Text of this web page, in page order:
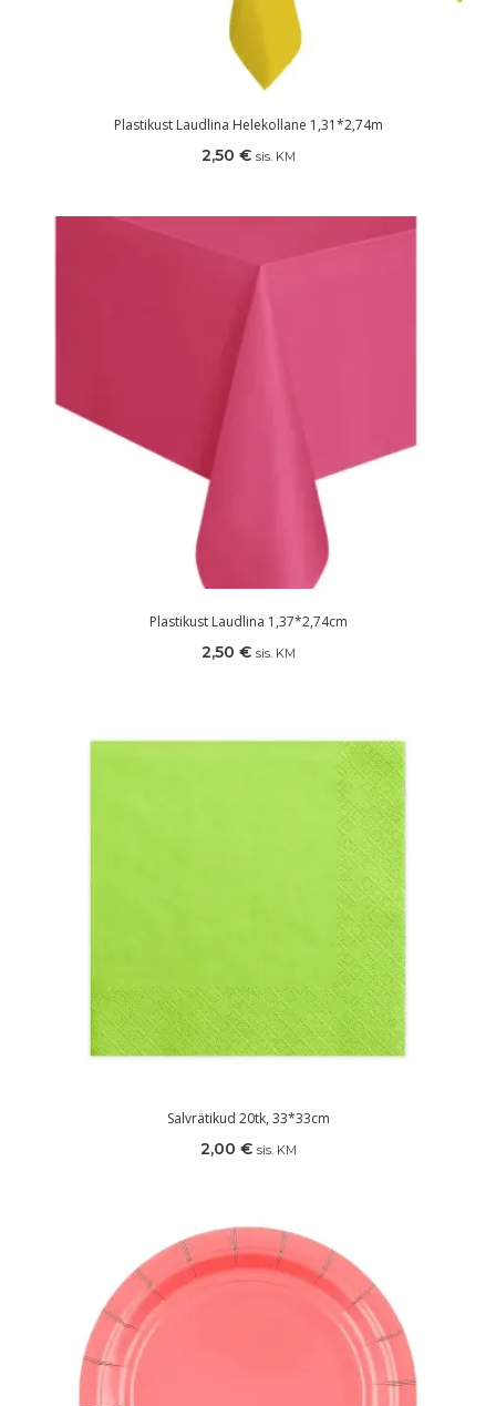
Plastikust Laudlina Helekollane 1,31*2,74m
2,50 € sis. KM
Plastikust Laudlina 1,37*2,74cm
2,50 € sis. KM
Salvrätikud 20tk, 33*33cm
2,00 € sis. KM